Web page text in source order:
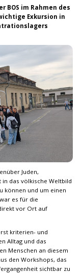
BOS im Rahmen des
Exkursion in
Juden,
das völkische Weltbild
können und um einen
es für die
vor Ort auf
kriterien- und
Alltag und das
Menschen an diesem
den Workshops, das
sichtbar zu